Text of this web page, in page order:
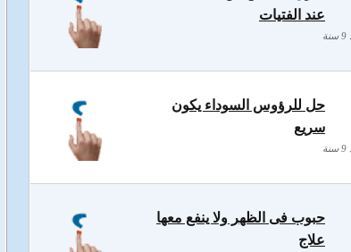
عند الفتيات
حل للرؤوس السوداء يكون
سريع
حبوب فى الظهر ولا ينفع معها
علاج